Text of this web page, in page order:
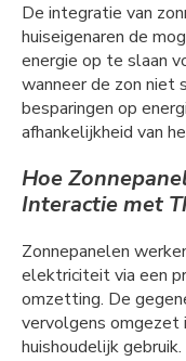
De integratie van
huiseigenaren de
energie op te slaan
wanneer de zon niet
besparingen op
afhankelijkheid van
Hoe
Interactie met
Zonnepanelen
elektriciteit via een
omzetting. De
vervolgens omgezet
huishoudelijk gebruik.